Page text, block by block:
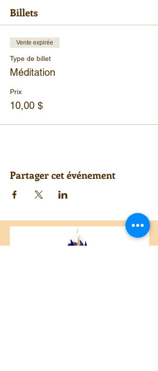
Billets
Vente expirée
Type de billet
Méditation
Prix
10,00 $
Partager cet événement